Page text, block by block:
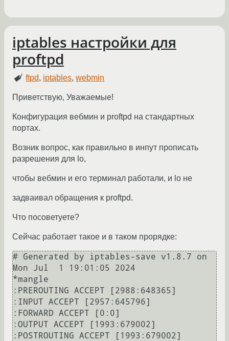
iptables настройки для
proftpd
ftpd, iptables,webmin
Приветствую, Уважаемые!
Конфигурация вебмин и proftpd на стандартных
портах.
Возник вопрос, как правильно в инпут прописать
разрешения для lo,
чтобы вебмин и его терминал работали, и lo не
задваивал обращения к proftpd.
Что посоветуете?
Сейчас работает такое и в таком прорядке:
# Generated by iptables-save v1.8.7 on
Mon Jul  1 19:01:05 2024
*mangle
:PREROUTING ACCEPT [2988:648365]
:INPUT ACCEPT [2957:645796]
:FORWARD ACCEPT [0:0]
:OUTPUT ACCEPT [1993:679002]
:POSTROUTING ACCEPT [1993:679002]